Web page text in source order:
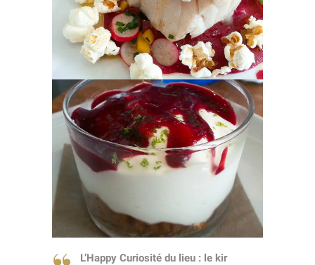
L’Happy Curiosité du lieu : le kir